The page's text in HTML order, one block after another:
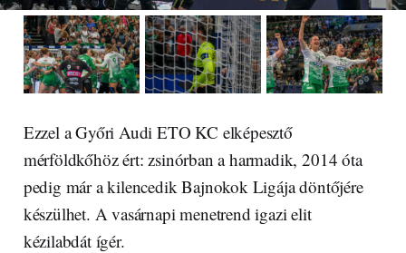
Ezzel a Győri Audi ETO KC elképesztő
mérföldkőhöz ért: zsinórban a harmadik, 2014 óta
pedig már a kilencedik Bajnokok Ligája döntőjére
készülhet. A vasárnapi menetrend igazi elit
kézilabdát ígér.